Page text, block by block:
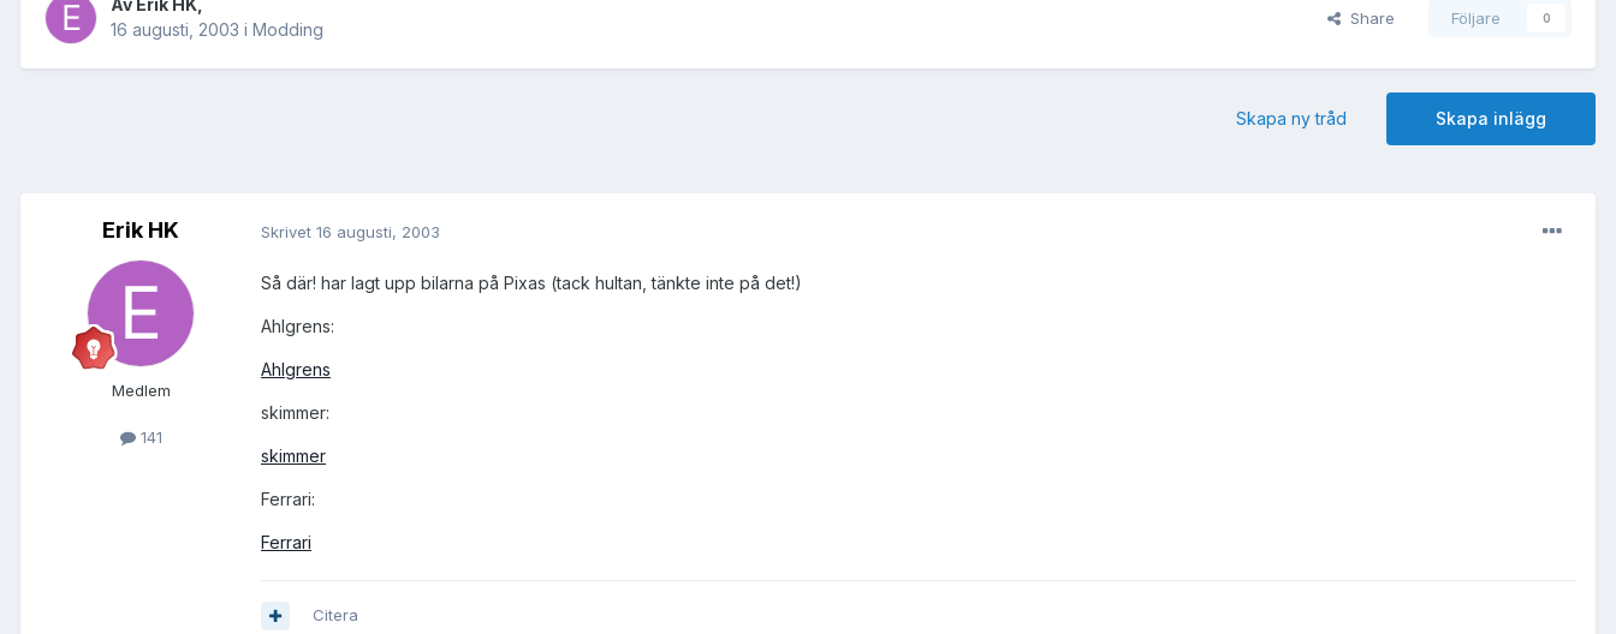
Av Erik HK
16 augusti, 2003 i Modding
Share Följare 0
Skapa inlägg
Skapa ny tråd
Erik HK
Medlem
141
Skrivet 16 augusti, 2003
Så där! har lagt upp bilarna på Pixas (tack hultan, tänkte inte på det!)
Ahlgrens:
Ahlgrens
skimmer:
skimmer
Ferrari:
Ferrari
Citera